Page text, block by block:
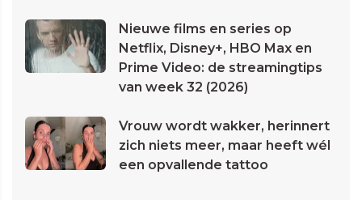
Nieuwe films en series op
Netflix, Disney+, HBO Max en
Prime Video: de streamingtips
van week 32 (2026)
Vrouw wordt wakker, herinnert
zich niets meer, maar heeft wél
een opvallende tattoo